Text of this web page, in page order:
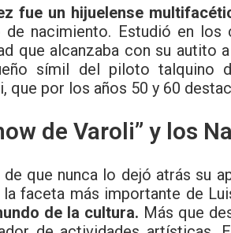
fue un hijuelense
de nacimiento. Estudió en
que alcanzaba con su autito
símil del piloto talquino
que por los años 50 y 60
de Varoli” y los
de que nunca lo dejó atrás su
la faceta más importante de
de la cultura. Más que